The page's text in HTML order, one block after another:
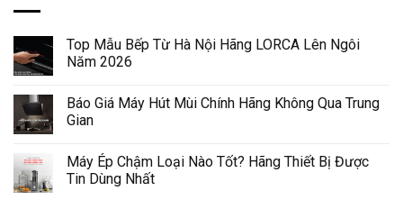
Top Mẫu Bếp Từ Hà Nội Hãng LORCA Lên Ngôi
Năm 2026
Báo Giá Máy Hút Mùi Chính Hãng Không Qua Trung
Gian
Máy Ép Chậm Loại Nào Tốt? Hãng Thiết Bị Được
Tin Dùng Nhất